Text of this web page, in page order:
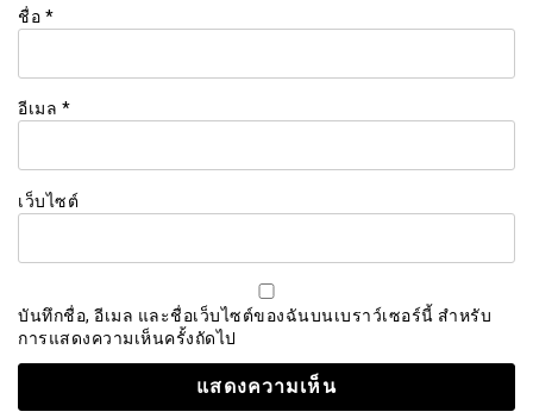
ชื่อ *
อีเมล *
เว็บไซต์
บันทึกชื่อ, อีเมล และชื่อเว็บไซต์ของฉันบนเบราว์เซอร์นี้ สำหรับ
การแสดงความเห็นครั้งถัดไป